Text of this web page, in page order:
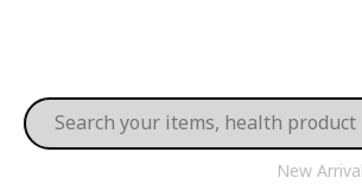
Products
search
New